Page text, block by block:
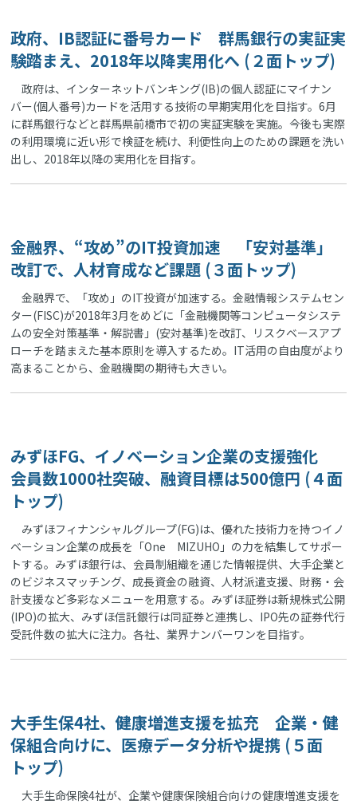
政府、IB認証に番号カード 群馬銀行の実証実
験踏まえ、2018年以降実用化へ (２面トップ)
政府は、インターネットバンキング(IB)の個人認証にマイナン
バー(個人番号)カードを活用する技術の早期実用化を目指す。6月
に群馬銀行などと群馬県前橋市で初の実証実験を実施。今後も実際
の利用環境に近い形で検証を続け、利便性向上のための課題を洗い
出し、2018年以降の実用化を目指す。
金融界、“攻め”のIT投資加速 「安対基準」
改訂で、人材育成など課題 (３面トップ)
金融界で、「攻め」のIT投資が加速する。金融情報システムセン
ター(FISC)が2018年3月をめどに「金融機関等コンピュータシステ
ムの安全対策基準・解説書」(安対基準)を改訂、リスクベースアプ
ローチを踏まえた基本原則を導入するため。IT活用の自由度がより
高まることから、金融機関の期待も大きい。
みずほFG、イノベーション企業の支援強化
会員数1000社突破、融資目標は500億円 (４面
トップ)
みずほフィナンシャルグループ(FG)は、優れた技術力を持つイノ
ベーション企業の成長を「One MIZUHO」の力を結集してサポー
トする。みずほ銀行は、会員制組織を通じた情報提供、大手企業と
のビジネスマッチング、成長資金の融資、人材派遣支援、財務・会
計支援など多彩なメニューを用意する。みずほ証券は新規株式公開
(IPO)の拡大、みずほ信託銀行は同証券と連携し、IPO先の証券代行
受託件数の拡大に注力。各社、業界ナンバーワンを目指す。
大手生保4社、健康増進支援を拡充 企業・健
保組合向けに、医療データ分析や提携 (５面
トップ)
大手生命保険4社が、企業や健康保険組合向けの健康増進支援を